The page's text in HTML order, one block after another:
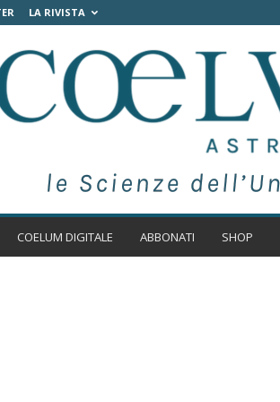
LA RIVISTA
COELUM DIGITALE ABBONATI SHOP